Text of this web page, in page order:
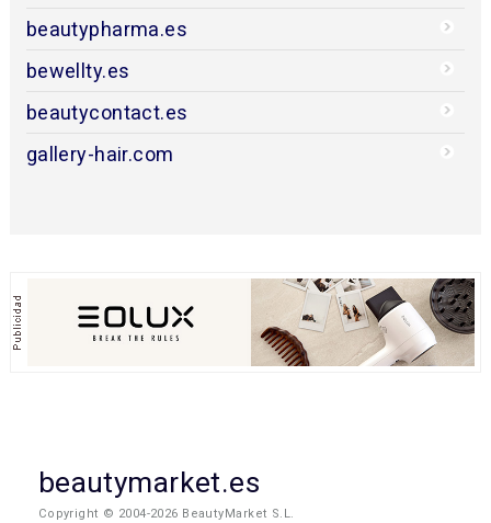
beautypharma.es
bewellty.es
beautycontact.es
gallery-hair.com
beautymarket.es
Copyright © 2004-2026 BeautyMarket S.L.